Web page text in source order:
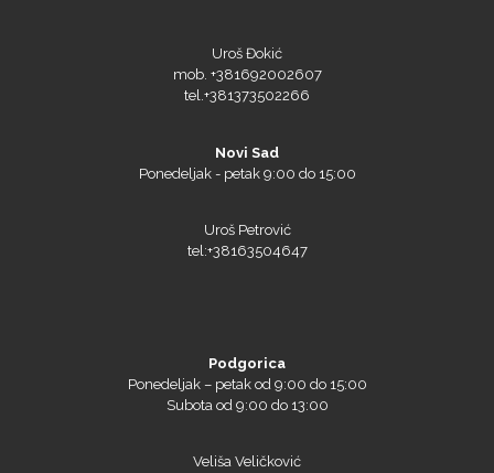
Uroš Đokić
mob. +381692002607
tel.+381373502266
Novi Sad
Ponedeljak - petak 9:00 do 15:00
Uroš Petrović
tel:+38163504647
Podgorica
Ponedeljak – petak od 9:00 do 15:00
Subota od 9:00 do 13:00
Veliša Veličković